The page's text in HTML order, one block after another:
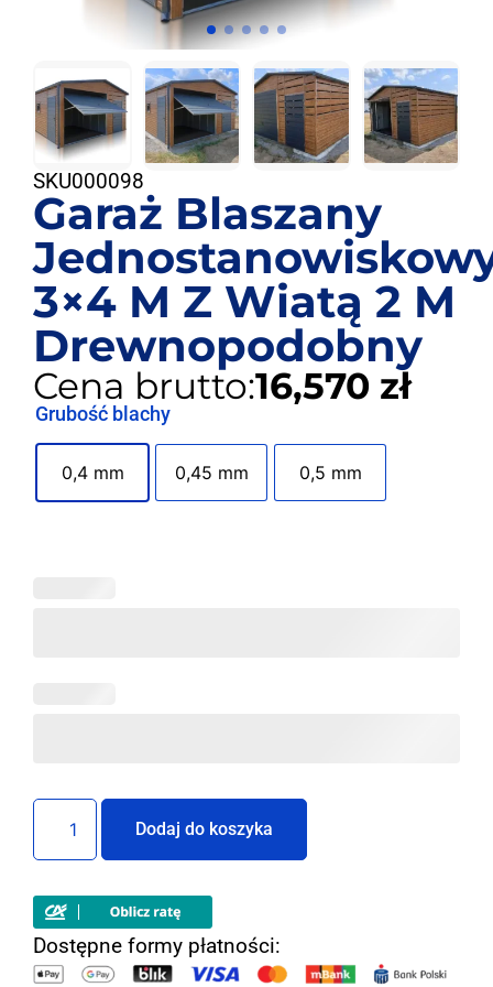
SKU000098
Garaż Blaszany
3×4 M Z Wiatą 2 M
Drewnopodobny
Cena brutto:16,570 zł
Grubość blachy
0,4 mm 0,45 mm 0,5 mm
Dodaj do koszyka
Dostępne formy płatności: